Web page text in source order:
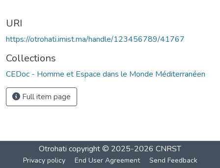
URI
https://otrohati.imist.ma/handle/123456789/41767
Collections
CEDoc - Homme et Espace dans le Monde Méditerranéen
Full item page
Otrohati copyright © 2025-2026 CNRST
Privacy policy End User Agreement Send Feedback